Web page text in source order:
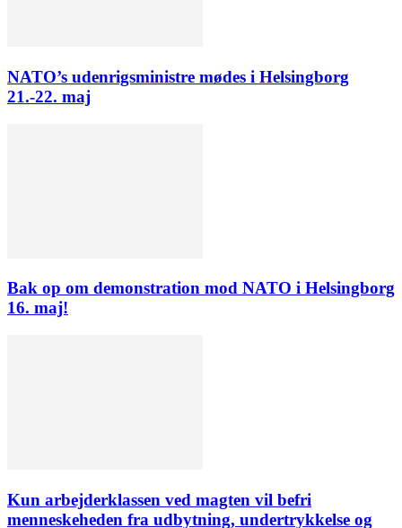
NATO’s udenrigsministre mødes i Helsingborg
21.-22. maj
Bak op om demonstration mod NATO i Helsingborg
16. maj!
Kun arbejderklassen ved magten vil befri
menneskeheden fra udbytning, undertrykkelse og